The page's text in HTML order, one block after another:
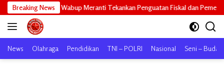
Langsung
ke
konten
Breaking News
Wabup Meranti Tekankan Penguatan Fiskal dan Pemerataan Pembangunan
News Olahraga Pendidikan TNI – POLRI Nasional Seni –